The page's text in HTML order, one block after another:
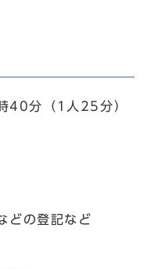
40分（1人25分）
どの登記など